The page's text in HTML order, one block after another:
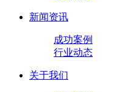
新闻资讯
成功案例
行业动态
关于我们